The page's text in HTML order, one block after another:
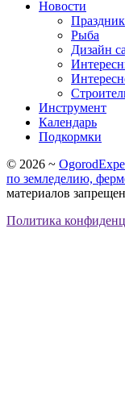
Новости
Рыба
Дизайн
Инструмент
Календарь
Подкормки
© 2026 ~
по земледелию,
материалов
Политика